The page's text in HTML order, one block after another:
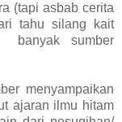
(tapi asbab cerita
tahu silang kait
banyak sumber
menyampaikan
ajaran ilmu hitam